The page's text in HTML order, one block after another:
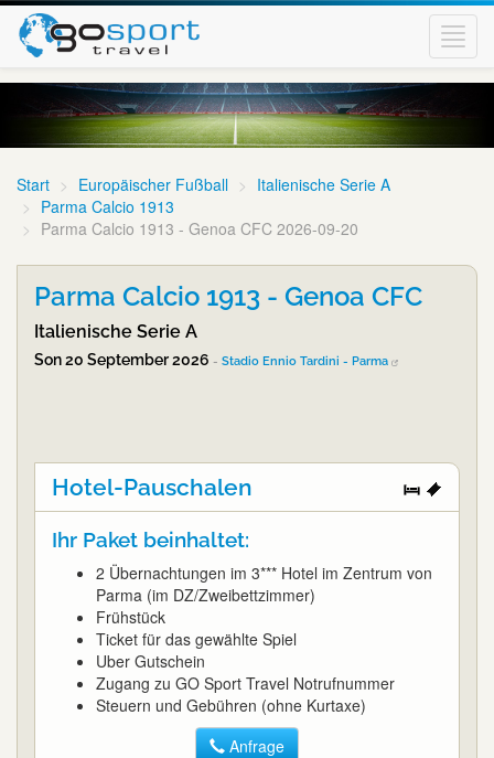
Start Europäischer Fußball
Italienische Serie A
Parma Calcio 1913
Parma Calcio 1913 - Genoa CFC 2026-09-20
Parma Calcio 1913 - Genoa CFC
Italienische Serie A
Son 20 September 2026 - Stadio Ennio Tardini - Parma
Hotel-Pauschalen
Ihr Paket beinhaltet:
2 Übernachtungen im 3*** Hotel im Zentrum von
Parma (im DZ/Zweibettzimmer)
Frühstück
Ticket für das gewählte Spiel
Uber Gutschein
Zugang zu GO Sport Travel Notrufnummer
Steuern und Gebühren (ohne Kurtaxe)
Anfrage